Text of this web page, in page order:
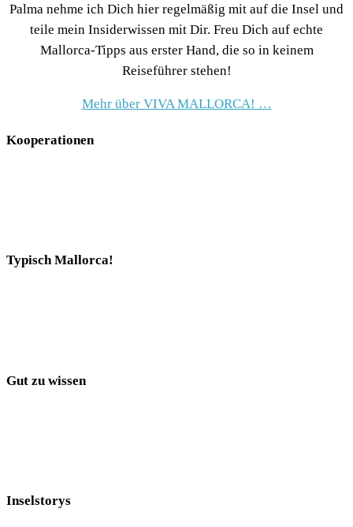
Palma nehme ich Dich hier regelmäßig mit auf die Insel und
teile mein Insiderwissen mit Dir. Freu Dich auf echte
Mallorca-Tipps aus erster Hand, die so in keinem
Reiseführer stehen!
Mehr über VIVA MALLORCA! …
Kooperationen
Typisch Mallorca!
Gut zu wissen
Inselstorys